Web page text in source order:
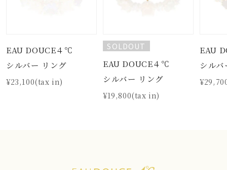
EAU DOUCE４℃
シルバー リング
¥23,100(tax in)
SOLDOUT
EAU DOUCE４℃
シルバー リング
¥19,800(tax in)
EAU
シル